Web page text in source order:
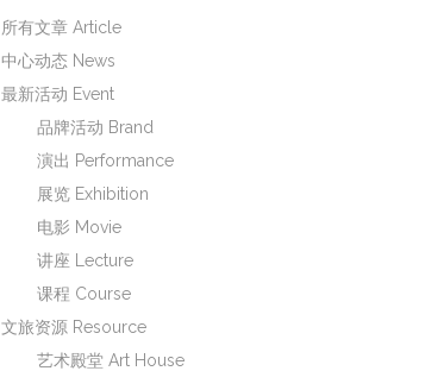
所有文章 Article
中心动态 News
最新活动 Event
品牌活动 Brand
演出 Performance
展览 Exhibition
电影 Movie
讲座 Lecture
课程 Course
文旅资源 Resource
艺术殿堂 Art House